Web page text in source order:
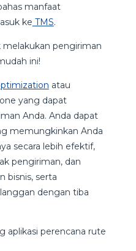
manfaat
ke TMS.
pengiriman
ini!
atau
yang dapat
Anda. Anda dapat
memungkinkan Anda
secara lebih efektif,
pengiriman, dan
bisnis, serta
dengan tiba
aplikasi perencana rute